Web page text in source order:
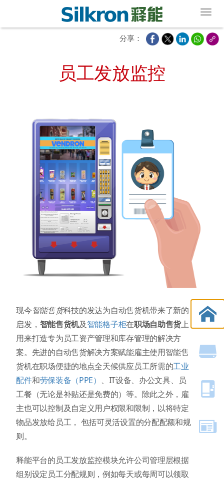
分享：
员工发放监控
现今智能售货科技的发达为自动售货机带来了新的
启发， 智能售货机及智能格子柜在职场自助售货上
用来打造专为员工资产管理和库存管理的解决方
案。先进的自动售货解决方案赋能雇主使用智能售
货机在职场便捷的地点全天候供应员工所需的工业
配件和劳保装备（PPE） 、IT设备、办公文具、员
工餐（无论是补贴还是免费的）等。除此之外，雇
主也可以控制及自定义用户权限和限制，以将特定
物品发放给员工， 包括可灵活设置的分配配额和规
则。
​释能平台的员工发放监控模块允许公司管理层根据
组别设定员工分配规则，例如每天或每周可以领取